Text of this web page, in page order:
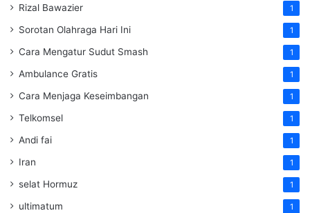
Rizal Bawazier 1
Sorotan Olahraga Hari Ini 1
Cara Mengatur Sudut Smash 1
Ambulance Gratis 1
Cara Menjaga Keseimbangan 1
Telkomsel 1
Andi fai 1
Iran 1
selat Hormuz 1
ultimatum 1